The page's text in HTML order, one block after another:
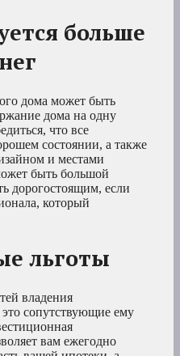
больше
дома может быть
дома на одну
что все
состоянии, а также
и местами
быть большой
дорогостоящим, если
который
льготы
владения
сопутствующие ему
вам ежегодно